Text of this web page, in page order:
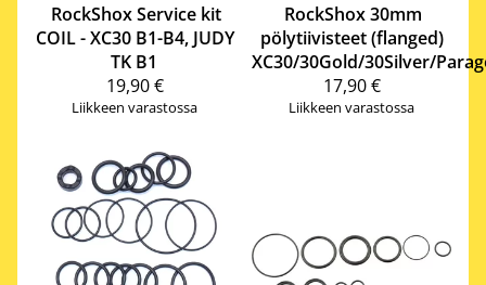
RockShox Service kit
COIL - XC30 B1-B4, JUDY
TK B1
19,90 €
Liikkeen varastossa
RockShox 30mm
pölytiivisteet (flanged)
XC30/30Gold/30Silver/
17,90 €
Liikkeen varastossa